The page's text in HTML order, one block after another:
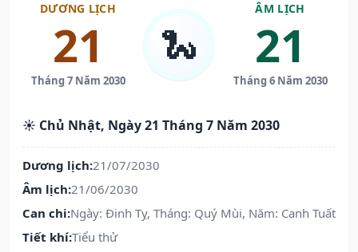
DƯƠNG LỊCH
21
Tháng 7 Năm 2030
🐍
ÂM LỊCH
21
Tháng 6 Năm 2030
☀️ Chủ Nhật, Ngày 21 Tháng 7 Năm 2030
Dương lịch:21/07/2030
Âm lịch:21/06/2030
Can chi:Ngày: Đinh Tỵ, Tháng: Quý Mùi, Năm: Canh Tuất
Tiết khí:Tiểu thử